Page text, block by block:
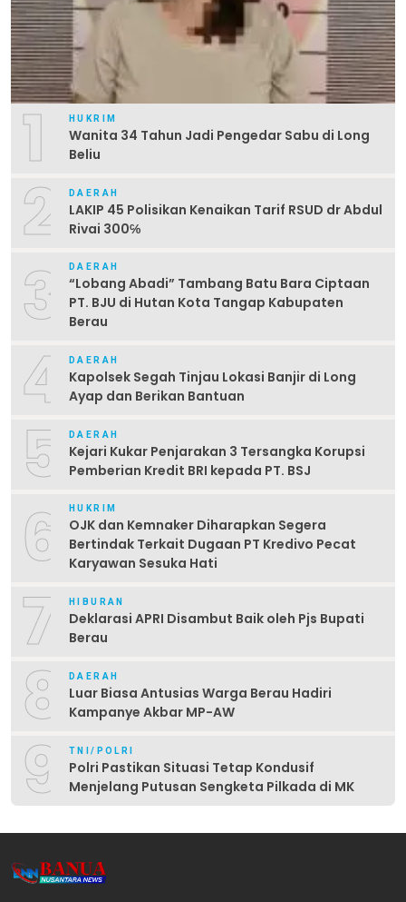
1 HUKRIM
Wanita 34 Tahun Jadi Pengedar Sabu di Long
Beliu
2 DAERAH
LAKIP 45 Polisikan Kenaikan Tarif RSUD dr Abdul
Rivai 300℅
3 DAERAH
“Lobang Abadi” Tambang Batu Bara Ciptaan
PT. BJU di Hutan Kota Tangap Kabupaten
Berau
4 DAERAH
Kapolsek Segah Tinjau Lokasi Banjir di Long
Ayap dan Berikan Bantuan
5 DAERAH
Kejari Kukar Penjarakan 3 Tersangka Korupsi
Pemberian Kredit BRI kepada PT. BSJ
6 HUKRIM
OJK dan Kemnaker Diharapkan Segera
Bertindak Terkait Dugaan PT Kredivo Pecat
Karyawan Sesuka Hati
7 HIBURAN
Deklarasi APRI Disambut Baik oleh Pjs Bupati
Berau
8 DAERAH
Luar Biasa Antusias Warga Berau Hadiri
Kampanye Akbar MP-AW
9 TNI/POLRI
Polri Pastikan Situasi Tetap Kondusif
Menjelang Putusan Sengketa Pilkada di MK